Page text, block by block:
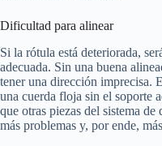
Dificultad para alinear
Si la rótula está deteriorada,
adecuada. Sin una buena
tener una dirección imprecisa.
una cuerda floja sin el soporte
que otras piezas del sistema
más problemas y, por ende,